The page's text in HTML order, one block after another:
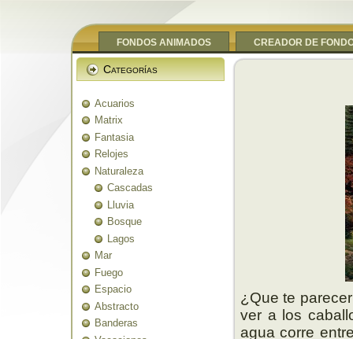
FONDOS ANIMADOS CREADOR DE
Categorías
Acuarios
Matrix
Fantasia
Relojes
Naturaleza
Cascadas
Lluvia
Bosque
Lagos
Mar
Fuego
Espacio
Abstracto
Banderas
¿Que te
ver a los
agua corre